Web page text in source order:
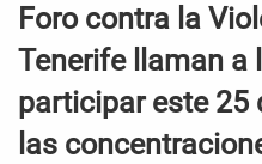
Foro contra la
Tenerife llaman a
participar este 25
las